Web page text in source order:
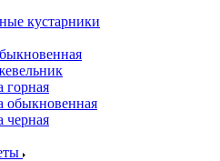
кустарники
горная
обыкновенная
черная